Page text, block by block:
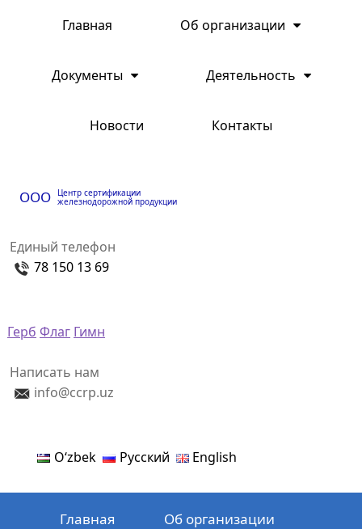
Главная Об организации
Документы Деятельность
Новости Контакты
ООО Центр сертификации
железнодорожной продукции
Единый телефон
78 150 13 69
Герб Флаг Гимн
Написать нам
info@ccrp.uz
Oʻzbek Русский English
Главная Об организации